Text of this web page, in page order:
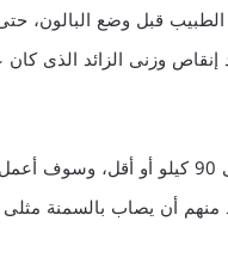
قبل وضع البالون،
وزنى الزائد الذى
ويضيف بلال، لن أتوقف عند هذا الحد هدفى أن يصل
منهم أن يصاب بالسمنة